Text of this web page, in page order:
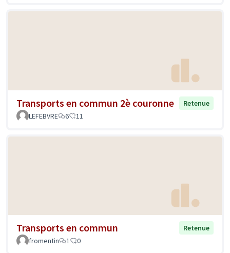
Transports en commun 2è couronne
Retenue
LEFEBVRE
6 11
Transports en commun
Retenue
fromentin
1 0